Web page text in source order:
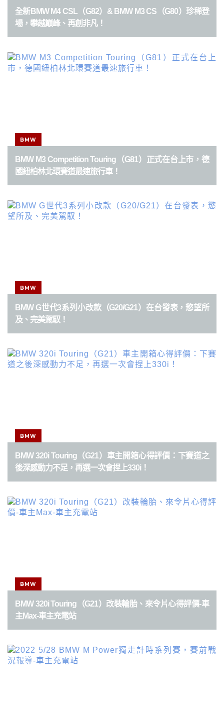
全新BMW M4 CSL（G82）& BMW M3 CS（G80）珍稀登
場，攀越巔峰、再創非凡！
BMW
BMW M3 Competition Touring（G81）正式在台上市，德
國紐柏林北環賽道最速旅行車！
BMW
BMW G世代3系列小改款（G20/G21）在台發表，慾望所
及、完美駕馭！
BMW
BMW 320i Touring（G21）車主開箱心得評價：下賽道之
後深感動力不足，再選一次會捏上330i！
BMW
BMW 320i Touring（G21）改裝輪胎、來令片心得評價-車
主Max-車主充電站